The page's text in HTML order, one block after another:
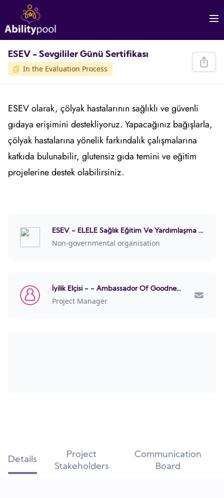
ESEV - Sevgililer Günü Sertifikası
In the Evaluation Process
ESEV olarak, çölyak hastalarının sağlıklı ve güvenli
gıdaya erişimini destekliyoruz. Yapacağınız bağışlarla,
çölyak hastalarına yönelik farkındalık çalışmalarına
katkıda bulunabilir, glutensiz gıda temini ve eğitim
projelerine destek olabilirsiniz.
ESEV - ELELE Sağlık Eğitim Ve Yardımlaşma Vakfı
Non-governmental organisation
İyilik Elçisi - - Ambassador Of Goodness
Project Manager
Details
Project
Stakeholders
Communication
Board